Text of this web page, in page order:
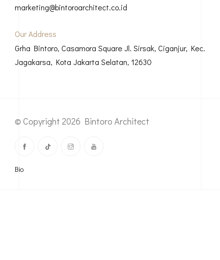
marketing@bintoroarchitect.co.id
Our Address
Grha Bintoro, Casamora Square Jl. Sirsak, Ciganjur, Kec.
Jagakarsa, Kota Jakarta Selatan, 12630
© Copyright 2026 Bintoro Architect
Bio